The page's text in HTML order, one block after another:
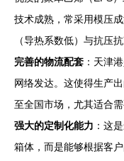
技术成熟，常采用模压
（导热系数低）与抗压
完善的物流配套 ：天津
网络发达。这使得生产
至全国市场，尤其适合
强大的定制化能力 ：这
箱体，而是能够根据客户